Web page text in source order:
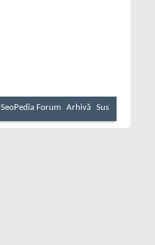
SeoPedia Forum Arhivă Sus